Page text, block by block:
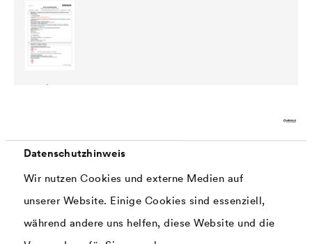
Datenschutzhinweis
Wir nutzen Cookies und externe Medien auf
unserer Website. Einige Cookies sind essenziell,
während andere uns helfen, diese Website und die
PDF | 184,5 kB